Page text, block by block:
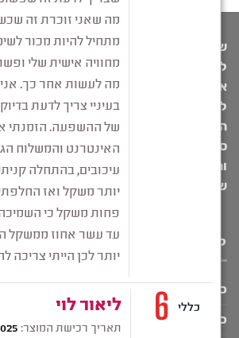
שימו לב: התכנים המופיעים באתר זה אינם
לייעוץ רפואי ו/או מקצועי. כל מטרת
אישי רחב למשתמשי האתר ואין לראות
להתייעצות עם רופא מומחה ו/או פסיכולוג
התוכן באתר ניסיון אישי מול מאות
ספציפי את חווית השמיכה הכבדה של
והתוכן הכתוב מגיע מתוך ניסיון והיכרות
שניסו את השמיכה הכבדה של פרופריו.
קטגוריות מוצרים
כיסוי לשמיכה כבדה
כללי